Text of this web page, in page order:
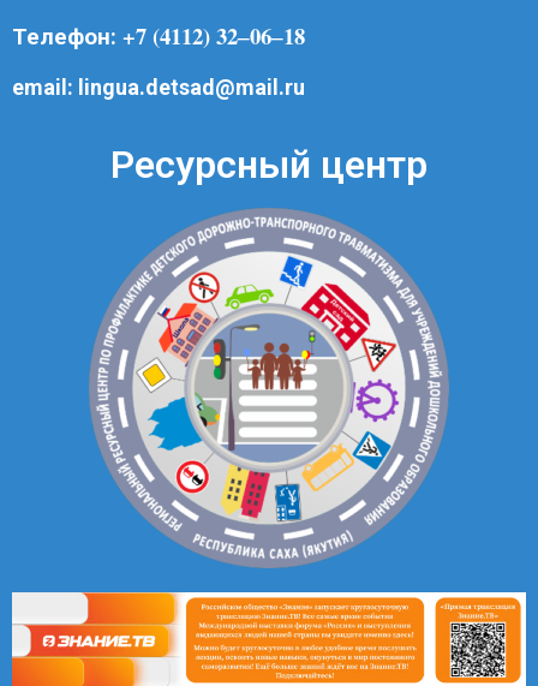
Телефон: +7 (4112) 32‒06‒18
email: lingua.detsad@mail.ru
Ресурсный центр